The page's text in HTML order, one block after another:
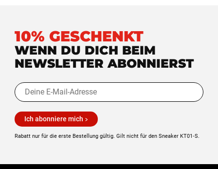
10% GESCHENKT
WENN DU DICH BEIM
NEWSLETTER ABONNIERST
Ich abonniere mich
Rabatt nur für die erste Bestellung gültig. Gilt nicht für den Sneaker KT01‑S.